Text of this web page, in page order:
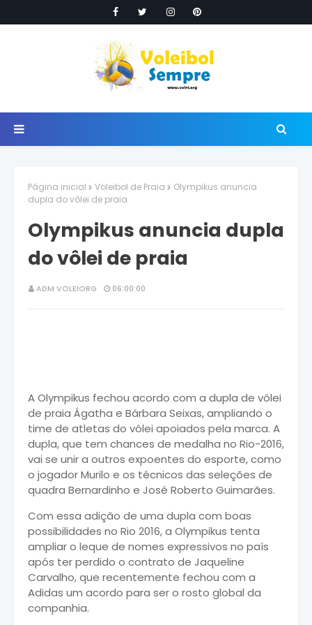
Página inicial Voleibol de Praia
Olympikus anuncia
dupla do vôlei de praia
Olympikus anuncia dupla
do vôlei de praia
ADM VOLEIORG 06:00:00
A Olympikus fechou acordo com a dupla de vôlei
de praia Ágatha e Bárbara Seixas, ampliando o
time de atletas do vôlei apoiados pela marca. A
dupla, que tem chances de medalha no Rio-2016,
vai se unir a outros expoentes do esporte, como
o jogador Murilo e os técnicos das seleções de
quadra Bernardinho e José Roberto Guimarães.
Com essa adição de uma dupla com boas
possibilidades no Rio 2016, a Olympikus tenta
ampliar o leque de nomes expressivos no país
após ter perdido o contrato de Jaqueline
Carvalho, que recentemente fechou com a
Adidas um acordo para ser o rosto global da
companhia.